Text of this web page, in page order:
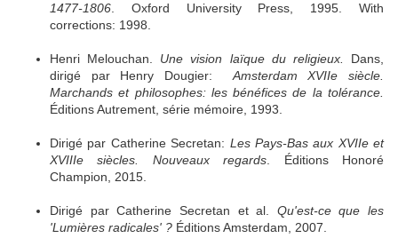
1477-1806 . Oxford University Press, 1995. With
corrections: 1998.
Henri Melouchan. Une vision laïque du religieux.
Dans,
dirigé par Henry Dougier: Amsterdam XVIIe siècle.
Marchands et philosophes: les bénéfices de la tolérance.
Éditions Autrement, série mémoire, 1993.
Dirigé par Catherine Secretan: Les Pays-Bas aux XVIIe et
XVIIIe siècles. Nouveaux regards . Éditions Honoré
Champion, 2015.
Dirigé par Catherine Secretan et al. Qu'est-ce que les
'Lumières radicales' ? Éditions Amsterdam, 2007.